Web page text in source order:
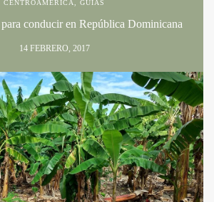
CENTROAMÉRICA GUÍAS
conducir en República Dominicana
14 FEBRERO, 2017